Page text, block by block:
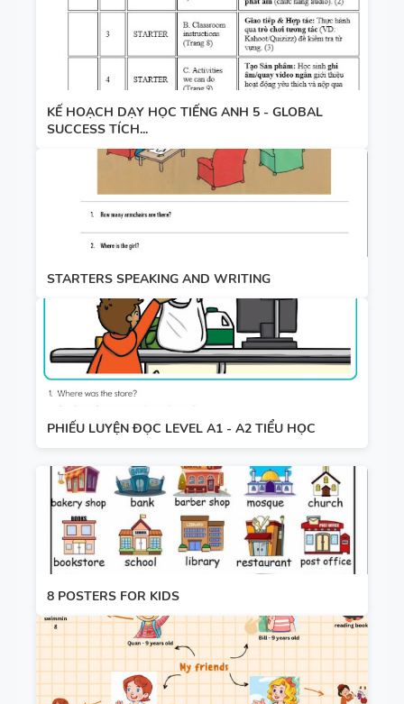
KẾ HOẠCH DẠY HỌC TIẾNG ANH 5 - GLOBAL
SUCCESS TÍCH...
STARTERS SPEAKING AND WRITING
PHIẾU LUYỆN ĐỌC LEVEL A1 - A2 TIỂU HỌC
8 POSTERS FOR KIDS